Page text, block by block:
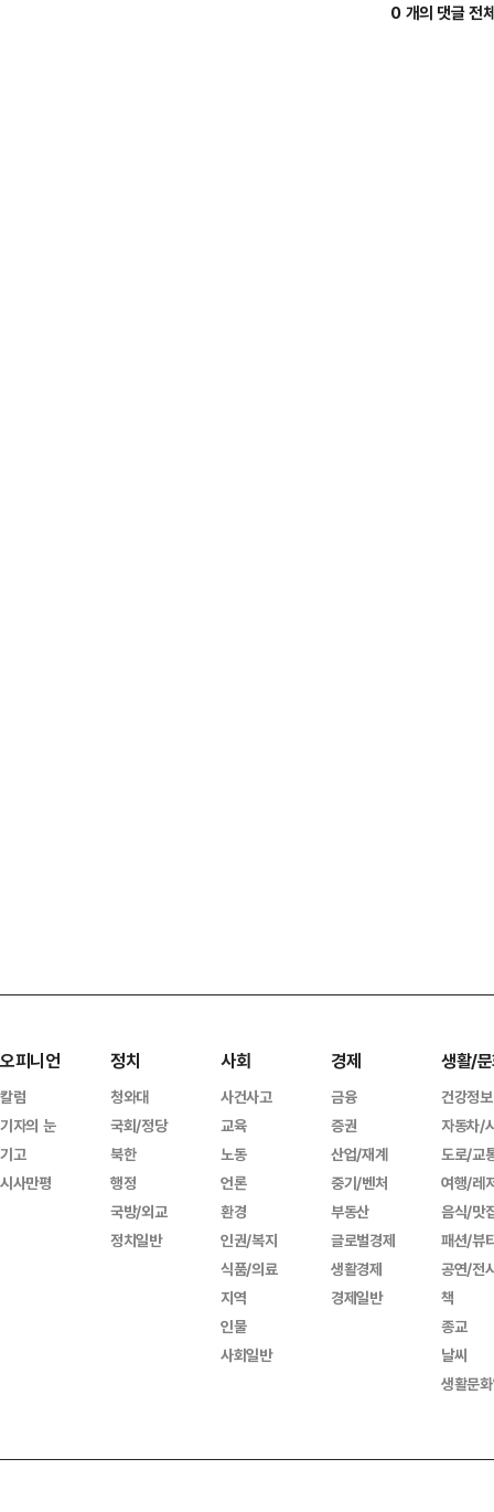
0 개의 댓글 전
오피니언
칼럼
기자의 눈
기고
시사만평
정치
청와대
국회/정당
북한
행정
국방/외교
정치일반
사회
사건사고
교육
노동
언론
환경
인권/복지
식품/의료
지역
인물
사회일반
경제
금융
증권
산업/재계
중기/벤처
부동산
글로벌경제
생활경제
경제일반
생활/
건강정보
자동차/
도로/교
여행/레
음식/맛
패션/뷰
공연/전
책
종교
날씨
생활문